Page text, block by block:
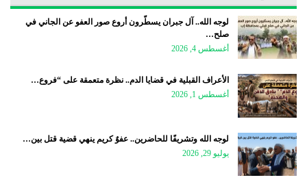
لوجه الله.. آل جبران يسطّرون أروع صور العفو عن الجاني في
صلح…
أغسطس 4, 2026
الأعراف القبلية في قضايا الدم.. نظرة متعمقة على “فروع…
أغسطس 1, 2026
لوجه الله وتشريفًا للحاضرين.. عفوٌ كريم ينهي قضية قتل بين…
يوليو 29, 2026